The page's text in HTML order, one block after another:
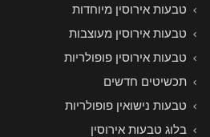
טבעות אירוסין מיוחדות
טבעות אירוסין מעוצבות
טבעות אירוסין פופולריות
תכשיטים חדשים
טבעות נישואין פופולריות
בלוג טבעות אירוסין